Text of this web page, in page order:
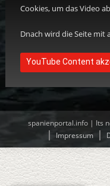
Cookies, um das Video
Dnach wird die Seite mit
YouTube Content
spanienportal.info | Its
Impressum